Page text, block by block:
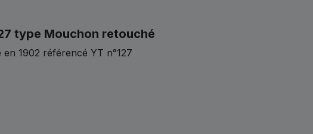
type Mouchon retouché
1902 référencé YT n°127